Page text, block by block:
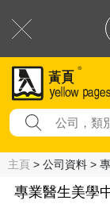
主頁 > 公司資料 >
專業醫生美學